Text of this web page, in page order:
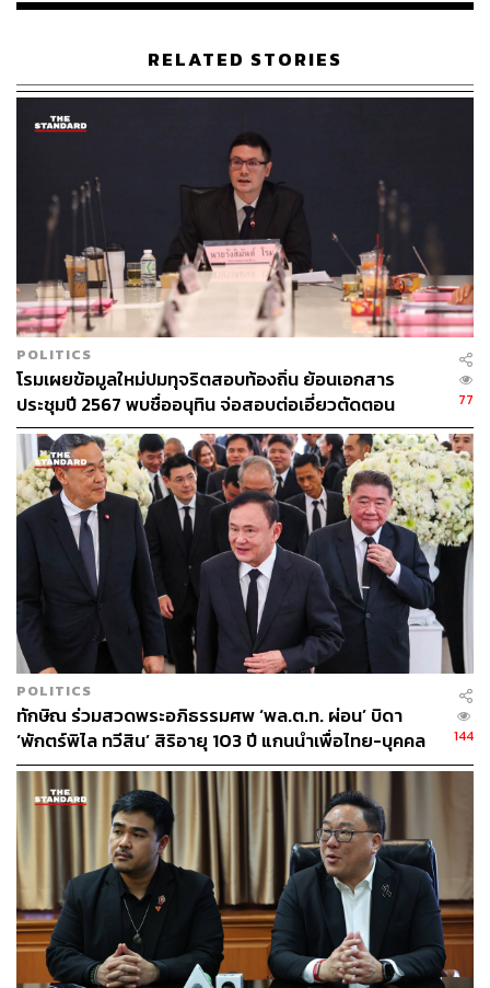
1923 ได้มีการจัดตั้ง ครม. เงา ชุดแรกขึ้นมาอย่างเป็นทางการ
นำโดยRamsay MacDonaldหัวหน้าพรรคแรงงาน (Labour
Party) โดยให้ สส. ในพรรคเป็นผู้คัดเลือกบุคคลมาดำรง
ตำแหน่งรัฐมนตรีเงา ซึ่งต่อบุคคลเหล่านี้ก็ได้ก้าวขึ้นมาเป็นรัฐ
มนตรีจริงๆ ภายหลังพรรคแรงงานชนะการเลือกตั้ง
ธรรมเนียม ครม. เงา ในสหราชอาณาจักรจึงริเริ่มขึ้นนับแต่
นั้น และยังดำเนินเรื่อยมาอย่างแข็งแรงถึงปัจจุบัน
ไอเดียแรกเริ่มยุคไทยรักไทย แหล่งผลิตนโยบาย
เรือธง
สำหรับประเทศไทยมีบันทึกไว้ว่า แนวคิด ครม. เงา ที่นำมา
ปฏิบัติจริงเป็นครั้งในการเมืองยุคใหม่ คือไม่นานหลังการก่อ
ตั้งพรรค‘ไทยรักไทย’นำโดยพล.ต.ท. ทักษิณ ชินวัตร(ยศ
ขณะนั้น) ที่ดำรงตำแหน่งหัวหน้าพรรค และตรงกับช่วงที่
รัฐบาลชวน หลีกภัย กำลังบริหารประเทศ
ในหนังสือ Thaksin: The Business of Politics in Thailand
ของ ผาสุก พงษ์ไพจิตร และ Chris Baker ปรากฏรายละเอียด
การจัดตั้ง ครม. เงา ของพรรคไทยรักไทย เมื่อช่วงเดือน
สิงหาคมปี 2542 ก่อนการเลือกตั้ง สส. ในปี 2544 ที่พรรค
ไทยรักไทยชนะถล่มทลายได้ สส. เกือบ 300 เสียง
ครม. เงา ของไทยรักไทยครั้งนั้น จึงไม่ใช่เพียงกลไกการ
ตรวจสอบรัฐบาล แต่ได้กลายเป็นจุดกำเนิดของ ‘นโยบายเรือ
ธง’ หลายประการ ที่ต่อมาได้นำไปปฏิบัติจริงเมื่อเป็นรัฐบาล
รวมถึงยังเป็นการสร้างภาพลักษณ์ ‘ครม. ทางเลือก’ ให้
ประชาชนได้เปรียบเทียบกับรัฐบาล ชวน หลีกภัย ในขณะนั้น
ที่กำลังฟื้นความเชื่อมั่นจากสถานการณ์วิกฤตต้มยำกุ้ง
นพ. สุรพงษ์ สืบวงศ์ลี
ผู้ร่วมก่อตั้งพรรคไทยรักไทย ให้ข้อมูล
เพิ่มเติมว่า ครม. เงา ไทยรักไทย มีการประชุมกันทุกวัน
พฤหัสบดี ในการประชุมครั้งหนึ่งกลางปี 2542 เขาได้นำเสนอ
RELATED STORIES
POLITICS
โรมเผยข้อมูลใหม่ปมทุจริตสอบท้องถิ่น ย้อนเอกสาร
ประชุมปี 2567 พบชื่ออนุทิน จ่อสอบต่อเอี่ยวตัดตอน
ม.บูรพา หรือไม่
77
POLITICS
ทักษิณ ร่วมสวดพระอภิธรรมศพ ‘พล.ต.ท. ผ่อน’ บิดา
‘พักตร์พิไล ทวีสิน’ สิริอายุ 103 ปี แกนนำเพื่อไทย-บุคคล
หลากวงการร่วมอาลัย
144